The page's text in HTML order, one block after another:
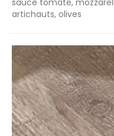
sauce tomate,
artichauts, olives